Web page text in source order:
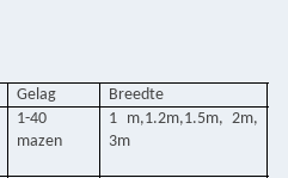
Gelag Breedte
1-40
mazen
1 m,1.2m,1.5m, 2m,
3m